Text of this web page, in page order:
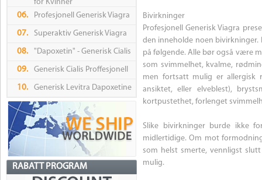
for Kvinner
06.
Profesjonell Generisk Viagra
07. Superaktiv Generisk Viagra
08. "Dapoxetin" - Generisk Cialis
09. Generisk Cialis Proffesjonell
10. Generisk Levitra Dapoxetine
RABATT PROGRAM
Bivirkninger
Profesjonell Generisk Viagra
den inneholde noen
på følgende. Alle bør også være
som svimmelhet, kvalme,
men fortsatt mulig er allergisk
ansiktet, eller elveblest),
kortpustethet, forlenget
Slike bivirkninger burde ikke
midlertidige. Om mot
som helst smerte, vennligst
mulig.